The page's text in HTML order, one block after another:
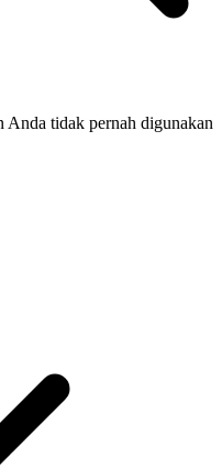
Anda tidak pernah digunakan